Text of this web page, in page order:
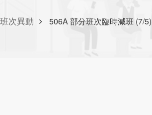
班次異動 506A 部分班次臨時減班 (7/5)